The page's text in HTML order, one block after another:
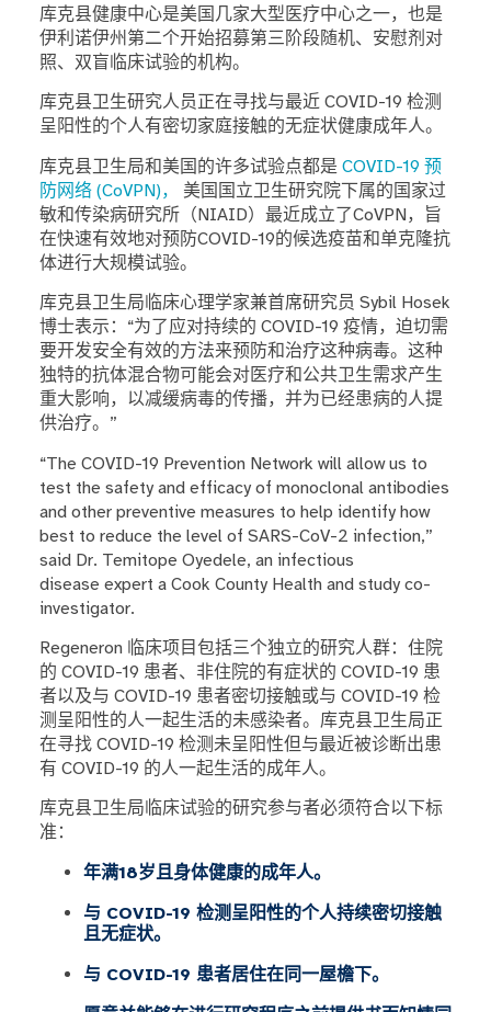
库克县健康中心是美国几家大型医疗中心之一，也是
伊利诺伊州第二个开始招募第三阶段随机、安慰剂对
照、双盲临床试验的机构。
库克县卫生研究人员正在寻找与最近 COVID-19 检测
呈阳性的个人有密切家庭接触的无症状健康成年人。
库克县卫生局和美国的许多试验点都是 COVID-19 预
防网络 (CoVPN)，
美国国立卫生研究院下属的国家过
敏和传染病研究所（NIAID）最近成立了CoVPN，旨
在快速有效地对预防COVID-19的候选疫苗和单克隆抗
体进行大规模试验。
库克县卫生局临床心理学家兼首席研究员 Sybil Hosek
博士表示：“为了应对持续的 COVID-19 疫情，迫切需
要开发安全有效的方法来预防和治疗这种病毒。这种
独特的抗体混合物可能会对医疗和公共卫生需求产生
重大影响，以减缓病毒的传播，并为已经患病的人提
供治疗。”
“The COVID-19 Prevention Network will allow us to
test the safety and efficacy of monoclonal antibodies
and other preventive measures to help identify how
best to reduce the level of SARS-CoV-2 infection,”
said Dr. Temitope Oyedele, an infectious
disease expert a Cook County Health and study co-
investigator.
Regeneron 临床项目包括三个独立的研究人群：住院
的 COVID-19 患者、非住院的有症状的 COVID-19 患
者以及与 COVID-19 患者密切接触或与 COVID-19 检
测呈阳性的人一起生活的未感染者。库克县卫生局正
在寻找 COVID-19 检测未呈阳性但与最近被诊断出患
有 COVID-19 的人一起生活的成年人。
库克县卫生局临床试验的研究参与者必须符合以下标
准：
年满18岁且身体健康的成年人。
与 COVID-19 检测呈阳性的个人持续密切接触
且无症状。
与 COVID-19 患者居住在同一屋檐下。